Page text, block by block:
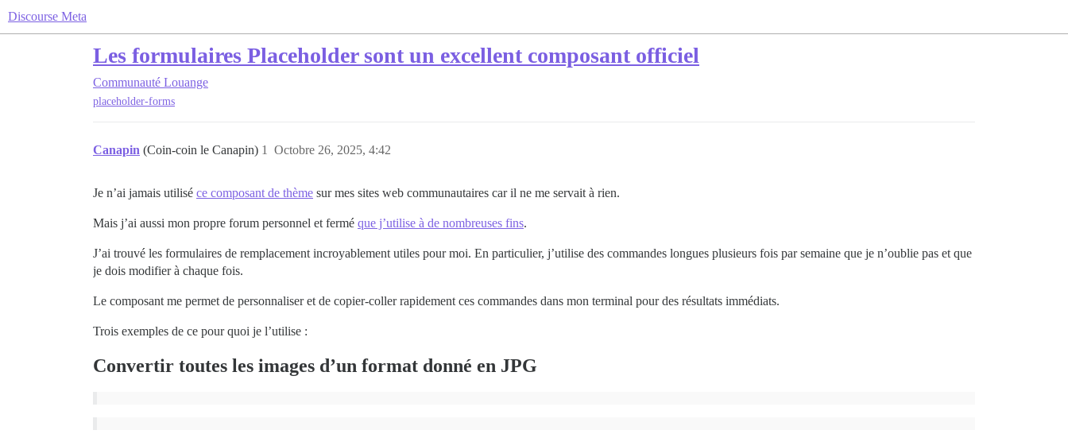
Discourse Meta
Les formulaires Placeholder sont un excellent composant officiel
Communauté Louange
placeholder-forms
Canapin (Coin-coin le Canapin) Octobre 26, 2025, 4:42
1
Je n’ai jamais utilisé ce composant de thème sur mes sites web communautaires car il ne me servait à rien.
Mais j’ai aussi mon propre forum personnel et fermé que j’utilise à de nombreuses fins.
J’ai trouvé les formulaires de remplacement incroyablement utiles pour moi. En particulier, j’utilise des commandes longues plusieurs fois par semaine que je n’oublie pas et que
je dois modifier à chaque fois.
Le composant me permet de personnaliser et de copier-coller rapidement ces commandes dans mon terminal pour des résultats immédiats.
Trois exemples de ce pour quoi je l’utilise :
Convertir toutes les images d’un format donné en JPG